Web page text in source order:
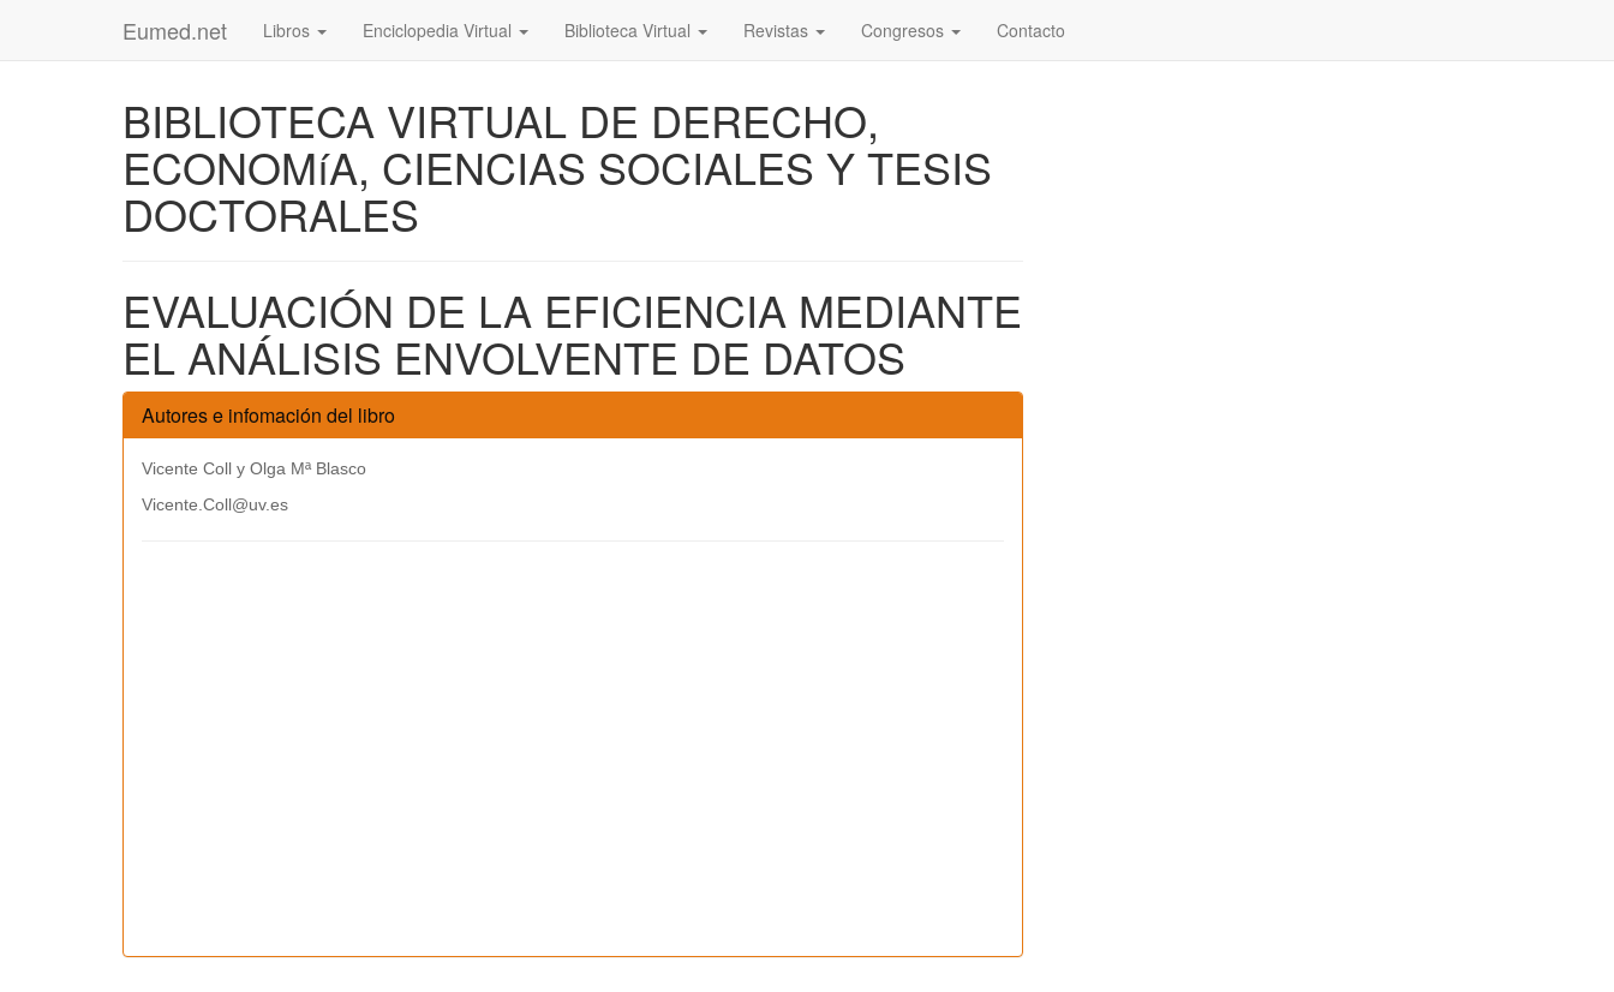
Eumed.net Libros Enciclopedia Virtual Biblioteca Virtual Revistas Congresos Contacto
BIBLIOTECA VIRTUAL DE DERECHO,
ECONOMíA, CIENCIAS SOCIALES Y TESIS
DOCTORALES
EVALUACIÓN DE LA EFICIENCIA MEDIANTE
EL ANÁLISIS ENVOLVENTE DE DATOS
Autores e infomación del libro
Vicente Coll y Olga Mª Blasco
Vicente.Coll@uv.es